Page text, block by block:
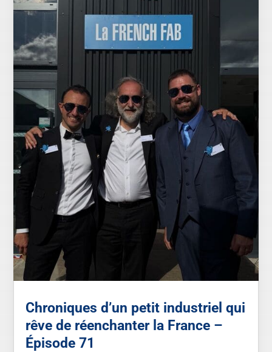
Chroniques d’un petit industriel qui
rêve de réenchanter la France –
Épisode 71